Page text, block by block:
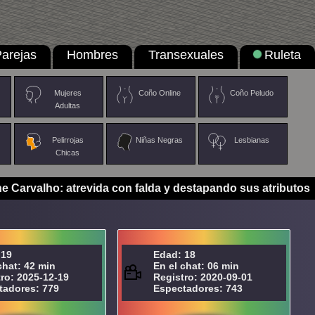
Hombres Transexuales Ruleta
Mujeres
Adultas
Coño Online Coño Peludo
Pelirrojas
Chicas
Niñas Negras Lesbianas
Carvalho: atrevida con falda y destapando sus atributos
42 min
2025-12-19
779
Edad: 18
En el chat: 06 min
Registro: 2020-09-01
Espectadores: 743